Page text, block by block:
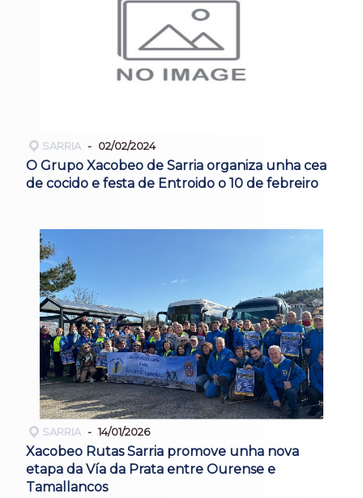
SARRIA 02/02/2024
O Grupo Xacobeo de Sarria organiza unha cea
de cocido e festa de Entroido o 10 de febreiro
SARRIA 14/01/2026
Xacobeo Rutas Sarria promove unha nova
etapa da Vía da Prata entre Ourense e
Tamallancos